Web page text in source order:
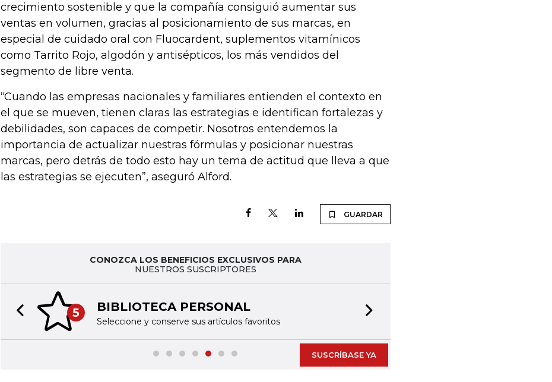
crecimiento sostenible y que la compañía consiguió aumentar sus
ventas en volumen, gracias al posicionamiento de sus marcas, en
especial de cuidado oral con Fluocardent, suplementos vitamínicos
como Tarrito Rojo, algodón y antisépticos, los más vendidos del
segmento de libre venta.
“Cuando las empresas nacionales y familiares entienden el contexto en
el que se mueven, tienen claras las estrategias e identifican fortalezas y
debilidades, son capaces de competir. Nosotros entendemos la
importancia de actualizar nuestras fórmulas y posicionar nuestras
marcas, pero detrás de todo esto hay un tema de actitud que lleva a que
las estrategias se ejecuten”, aseguró Alford.
GUARDAR
CONOZCA LOS BENEFICIOS EXCLUSIVOS PARA
NUESTROS SUSCRIPTORES
6 TINTA DIGITAL
Acceda a nuestras publicaciones impresas en formato digital
Previous slide
SUSCRÍBASE YA